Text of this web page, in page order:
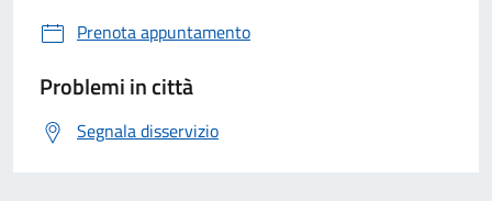
Prenota appuntamento
Problemi in città
Segnala disservizio